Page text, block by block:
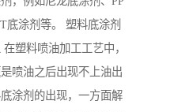
底涂剂等。 塑料底涂剂
塑料喷油加工工艺中，
喷油之后出现不上油出
涂剂的出现，一方面解